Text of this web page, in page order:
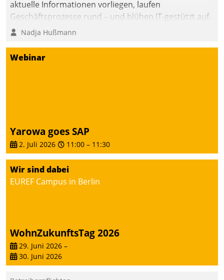
aktuelle Informationen vorliegen, laufen
Geschäftsprozesse rund – und blühen IT-gestützt auf.
Nadja Hußmann
Webinar
Yarowa goes SAP
2. Juli 2026 11:00 – 11:30
Wir sind dabei
EUREF Campus in Berlin
WohnZukunftsTag 2026
29. Juni 2026 –
30. Juni 2026